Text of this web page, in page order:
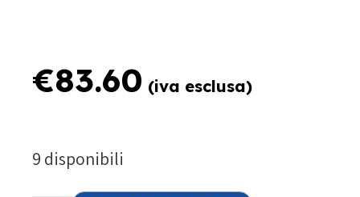
€83.60 (iva esclusa)
9 disponibili